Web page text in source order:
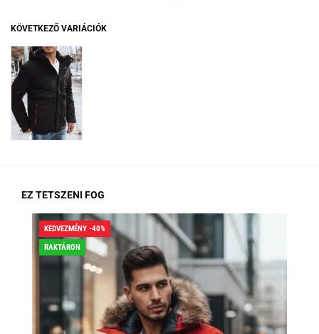
KÖVETKEZŐ VARIÁCIÓK
EZ TETSZENI FOG
KEDVEZMÉNY -40%
RAKTÁRON